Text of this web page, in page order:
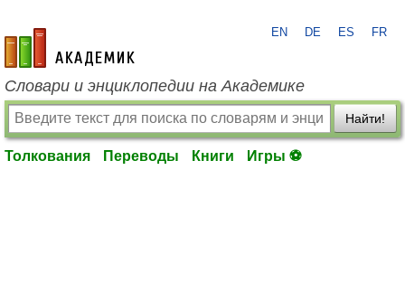
academic.ru
EN DE ES FR
Словари и энциклопедии на Академике
Найти!
Толкования Переводы Книги Игры ⚽